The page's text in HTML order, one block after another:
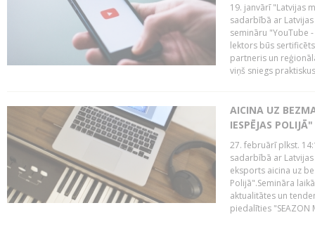
19. janvārī "Latvijas
sadarbībā ar
semināru "YouTube
lektors būs
partneris un
viņš sniegs
AICINA UZ
IESPĒJAS POLIJĀ"
27. februārī plkst.
sadarbībā ar
eksports aicina uz
Polijā".Semināra
aktualitātes un
piedalīties "SEAZON